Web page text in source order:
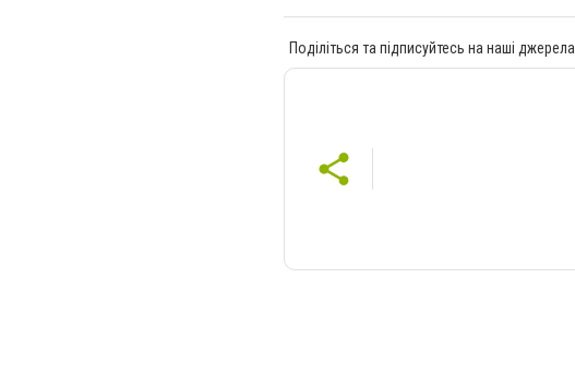
Поділіться та підписуйтесь на наші джерела